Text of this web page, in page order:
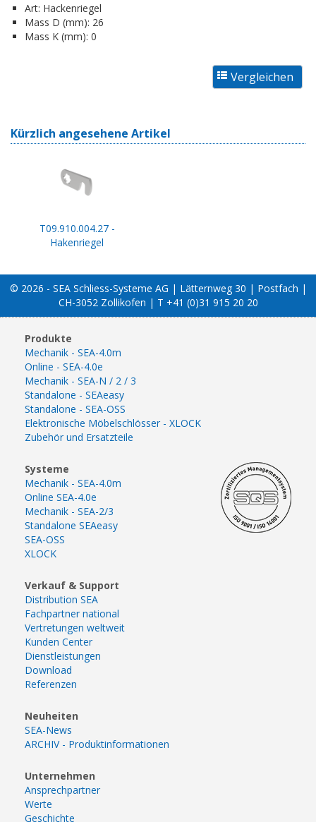
Art: Hackenriegel
Mass D (mm): 26
Mass K (mm): 0
Kürzlich angesehene Artikel
T09.910.004.27 -
Hakenriegel
© 2026 - SEA Schliess-Systeme AG | Lätternweg 30 | Postfach |
CH-3052 Zollikofen | T +41 (0)31 915 20 20
Produkte
Mechanik - SEA-4.0m
Online - SEA-4.0e
Mechanik - SEA-N / 2 / 3
Standalone - SEAeasy
Standalone - SEA-OSS
Elektronische Möbelschlösser - XLOCK
Zubehör und Ersatzteile
Systeme
Mechanik - SEA-4.0m
Online SEA-4.0e
Mechanik - SEA-2/3
Standalone SEAeasy
SEA-OSS
XLOCK
Verkauf & Support
Distribution SEA
Fachpartner national
Vertretungen weltweit
Kunden Center
Dienstleistungen
Download
Referenzen
Neuheiten
SEA-News
ARCHIV - Produktinformationen
Unternehmen
Ansprechpartner
Werte
Geschichte